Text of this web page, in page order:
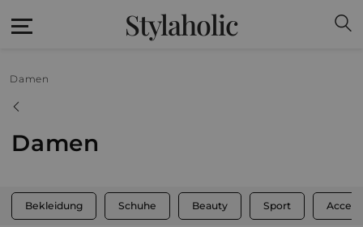
Stylaholic
Damen
Damen
Bekleidung Schuhe Beauty Sport